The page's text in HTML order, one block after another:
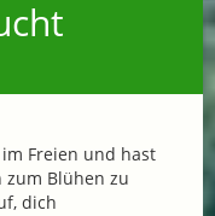
Freien und hast
zum Blühen zu
dich